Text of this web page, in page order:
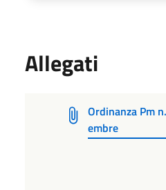
Allegati
Ordinanza Pm
embre